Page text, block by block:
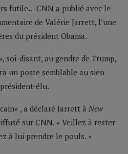
futile… CNN a publié avec le
de Valérie Jarrett, l’une
du président Obama.
soi-disant, au gendre de Trump,
un poste semblable au sien
élu.
« , a déclaré Jarrett à New
sur CNN. « Veillez à rester
à lui prendre le pouls. »